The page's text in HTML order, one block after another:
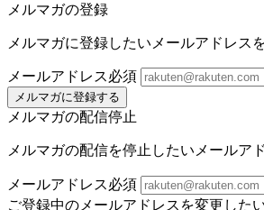
メルマガの登録
メルマガに登録したいメールアドレス
メールアドレス必須
メルマガに登録する
メルマガの配信停止
メルマガの配信を停止したいメールア
メールアドレス必須
ご登録中のメールアドレスを変更した